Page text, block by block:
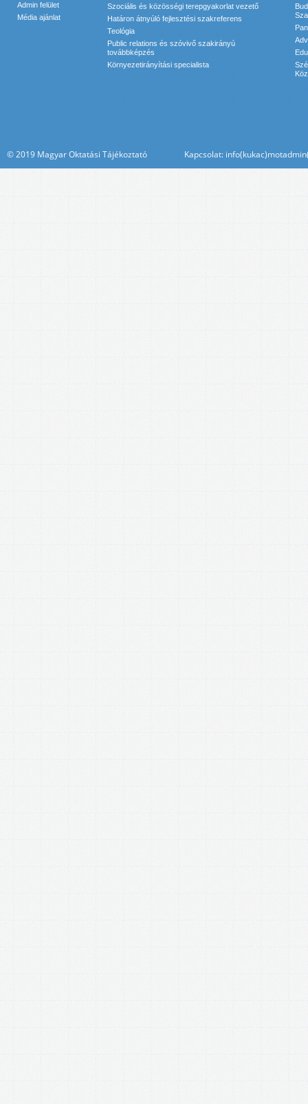
Admin felület
Média ajánlat
Szociális és közösségi terepgyakorlat vezető
Határon átnyúló fejlesztési szakreferens
Teológia
Public relations és szóvivő szakirányú
továbbképzés
Környezetirányítási specialista
© 2019 Magyar Oktatási Tájékoztató Kapcsolat: